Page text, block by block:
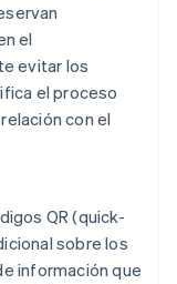
el
evitar los
el proceso
con el
QR (quick-
sobre los
información que